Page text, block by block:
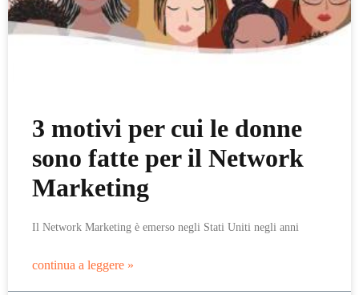
3 motivi per cui le donne
sono fatte per il Network
Marketing
Il Network Marketing è emerso negli Stati Uniti negli anni
continua a leggere »